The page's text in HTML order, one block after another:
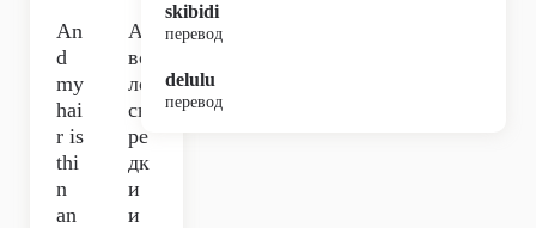
An
d
my
hai
r is
thi
n
an
А
во
ло
сы
ре
дк
и
и
skibidi
перевод
delulu
перевод